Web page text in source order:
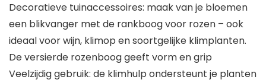
Decoratieve tuinaccessoires: maak van je bloemen
een blikvanger met de rankboog voor rozen – ook
ideaal voor wijn, klimop en soortgelijke klimplanten.
De versierde rozenboog geeft vorm en grip
Veelzijdig gebruik: de klimhulp ondersteunt je planten